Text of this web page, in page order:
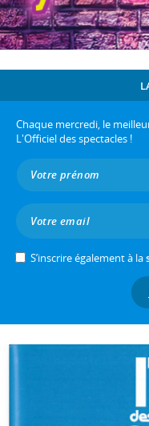
Chaque mercredi, le
L'Officiel des spectacles !
S’inscrire également à la